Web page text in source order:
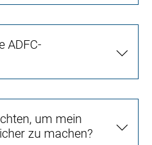
ADFC-
um mein
zu machen?